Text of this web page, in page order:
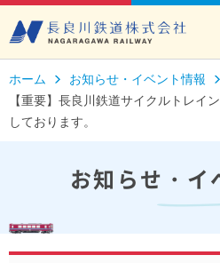
ホーム
お知らせ・イベント情報
【重要】長良川鉄道サイクルトレイ
しております。
お知らせ・イ